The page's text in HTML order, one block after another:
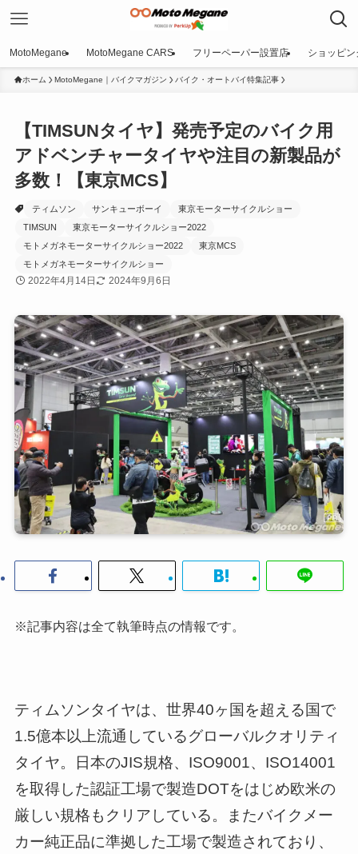
MotoMegane MotoMegane CARS フリーペーパー設置店 ショッピン
ホーム MotoMegane｜バイクマガジン バイク・オートバイ特集記事
【TIMSUNタイヤ】発売予定のバイク用
アドベンチャータイヤや注目の新製品が
多数！【東京MCS】
ティムソン サンキューボーイ
東京モーターサイクルショー
TIMSUN
東京モーターサイクルショー2022
モトメガネモーターサイクルショー2022
東京MCS
モトメガネモーターサイクルショー
2022年4月14日 2024年9月6日
※記事内容は全て執筆時点の情報です。
ティムソンタイヤは、世界40ヶ国を超える国で
1.5億本以上流通しているグローバルクオリティ
タイヤ。日本のJIS規格、ISO9001、ISO14001
を取得した認証工場で製造DOTをはじめ欧米の
厳しい規格もクリアしている。またバイクメー
カー純正品に準拠した工場で製造されており、